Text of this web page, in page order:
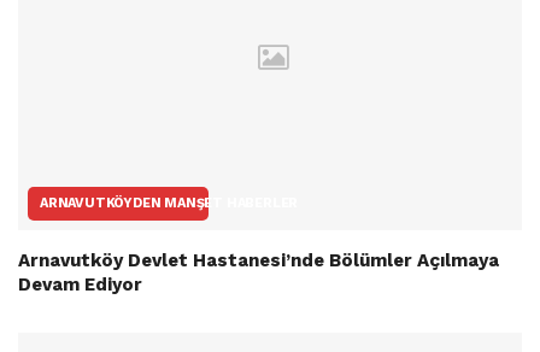
ARNAVUTKÖYDEN MANŞET HABERLER
Arnavutköy Devlet Hastanesi’nde Bölümler Açılmaya
Devam Ediyor